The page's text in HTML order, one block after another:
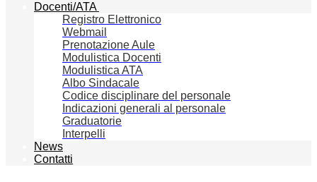
Docenti/ATA
Registro Elettronico
Webmail
Prenotazione Aule
Modulistica Docenti
Modulistica ATA
Albo Sindacale
Codice disciplinare del personale
Indicazioni generali al personale
Graduatorie
Interpelli
News
Contatti